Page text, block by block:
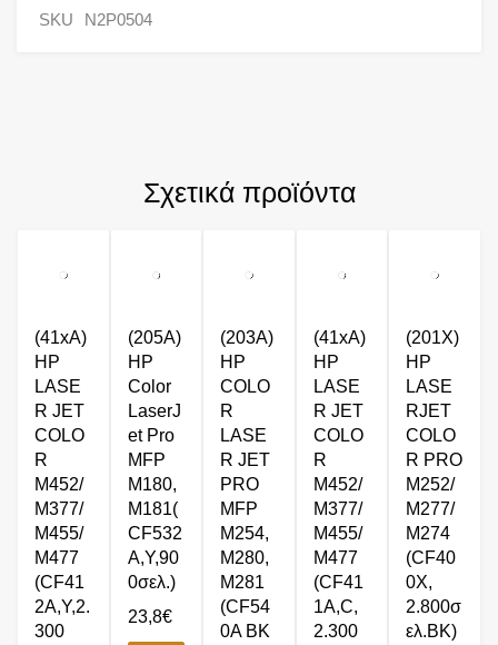
SKU N2P0504
Σχετικά προϊόντα
(41xA)
HP
LASE
R JET
COLO
R
M452/
M377/
M455/
M477
(CF41
2A,Y,2.
300
(205A)
HP
Color
LaserJ
et Pro
MFP
M180,
M181(
CF532
A,Y,90
0σελ.)
23,8€
(203A)
HP
COLO
R
LASE
R JET
PRO
MFP
M254,
M280,
M281
(CF54
0A BK
(41xA)
HP
LASE
R JET
COLO
R
M452/
M377/
M455/
M477
(CF41
1A,C,
2.300
(201X)
HP
LASE
RJET
COLO
R PRO
M252/
M277/
M274
(CF40
0X,
2.800σ
ελ.BK)